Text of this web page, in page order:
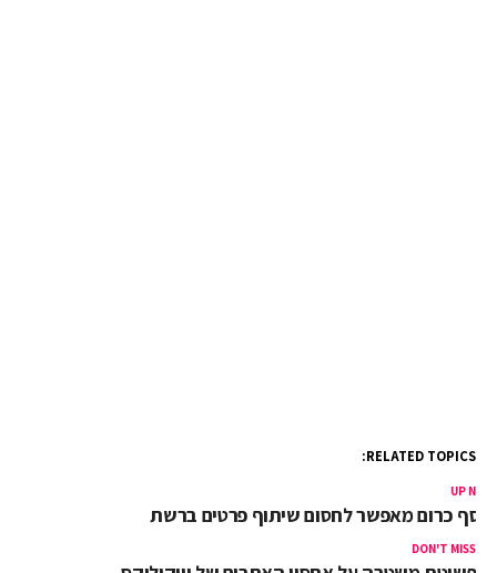
RELATED TOPICS:
UP
כרום מאפשר לחסום שיתוף פרטים ברשת
DON'T MISS